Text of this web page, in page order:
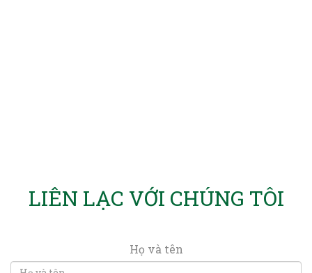
LIÊN LẠC VỚI CHÚNG TÔI
Họ và tên